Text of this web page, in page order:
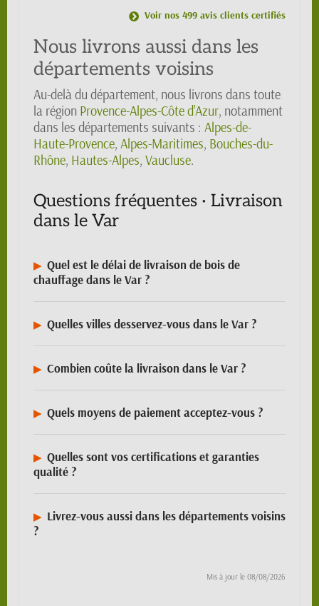
Voir nos 499 avis clients certifiés
Nous livrons aussi dans les
départements voisins
Au-delà du département, nous livrons dans toute
la région Provence-Alpes-Côte d'Azur, notamment
dans les départements suivants : Alpes-de-
Haute-Provence, Alpes-Maritimes, Bouches-du-
Rhône, Hautes-Alpes, Vaucluse.
Questions fréquentes · Livraison
dans le Var
Quel est le délai de livraison de bois de
chauffage dans le Var ?
Quelles villes desservez-vous dans le Var ?
Combien coûte la livraison dans le Var ?
Quels moyens de paiement acceptez-vous ?
Quelles sont vos certifications et garanties
qualité ?
Livrez-vous aussi dans les départements voisins
?
Mis à jour le 08/08/2026